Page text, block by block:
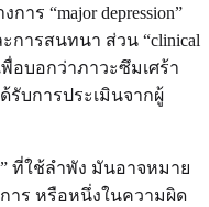
าร “major depression”
ารสนทนา ส่วน “clinical
พื่อบอกว่าภาวะซึมเศร้า
รับการประเมินจากผู้
ที่ใช้ลำพัง มันอาจหมาย
าร หรือหนึ่งในความผิด